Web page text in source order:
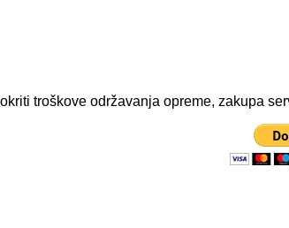
troškove održavanja opreme, zakupa